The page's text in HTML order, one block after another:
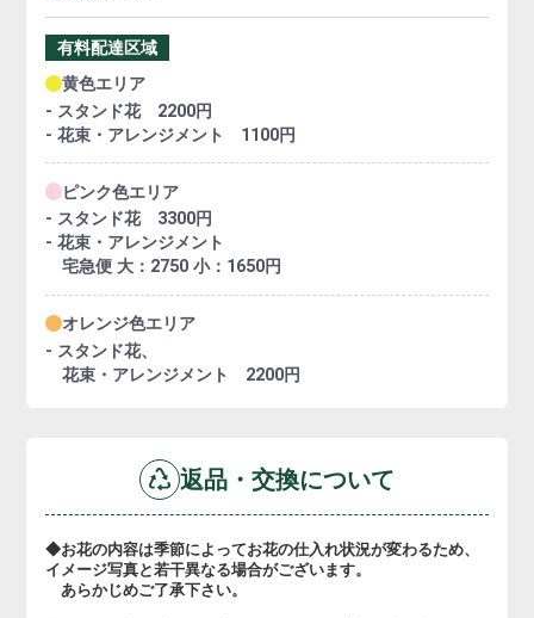
有料配達区域
黄色エリア
- スタンド花 2200円
- 花束・アレンジメント 1100円
ピンク色エリア
- スタンド花 3300円
- 花束・アレンジメント
宅急便 大：2750 小：1650円
オレンジ色エリア
- スタンド花、
花束・アレンジメント 2200円
返品・交換について
◆お花の内容は季節によってお花の仕入れ状況が変わるため、
イメージ写真と若干異なる場合がございます。
あらかじめご了承下さい。